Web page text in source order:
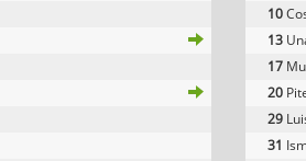
10
13
17
20
29
31